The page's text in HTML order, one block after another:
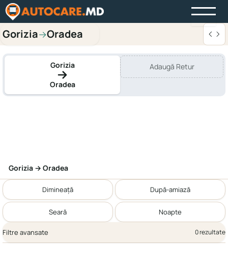
Gorizia→Oradea
Gorizia
Oradea
Adaugă Retur
Gorizia → Oradea
Dimineață După-amiază
Seară Noapte
Filtre avansate 0 rezultate